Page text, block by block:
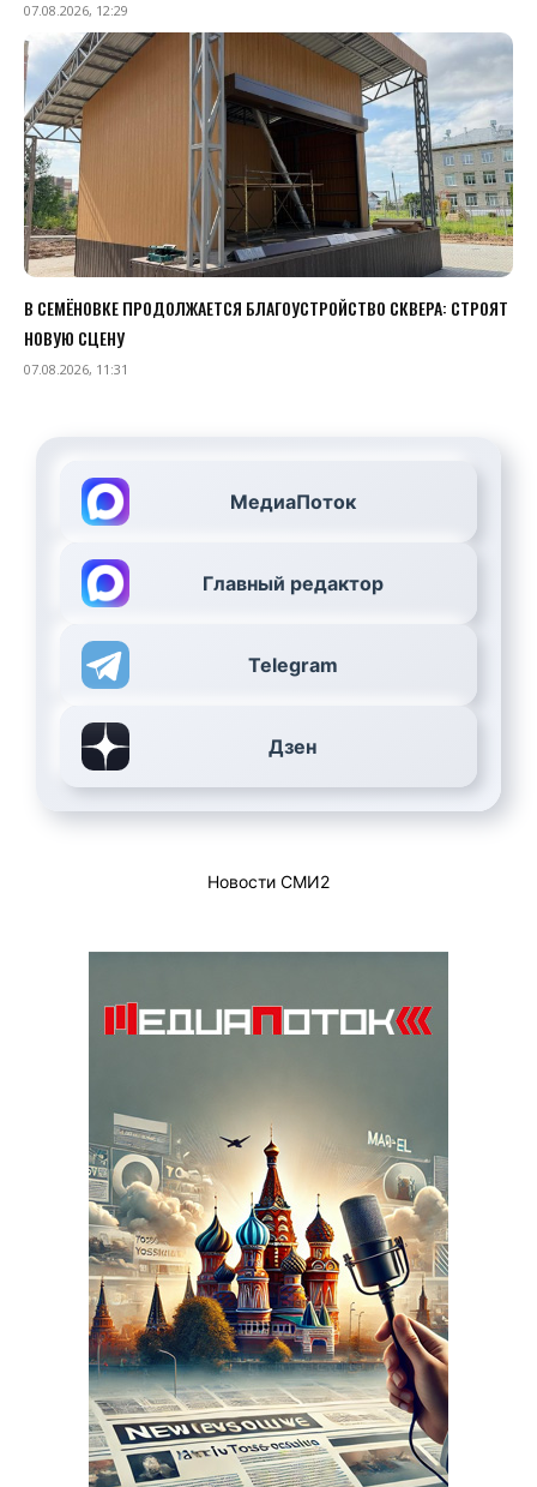
07.08.2026, 12:29
В СЕМЁНОВКЕ ПРОДОЛЖАЕТСЯ БЛАГОУСТРОЙСТВО СКВЕРА: СТРОЯТ
НОВУЮ СЦЕНУ
07.08.2026, 11:31
МедиаПоток
Главный редактор
Telegram
Дзен
Новости СМИ2